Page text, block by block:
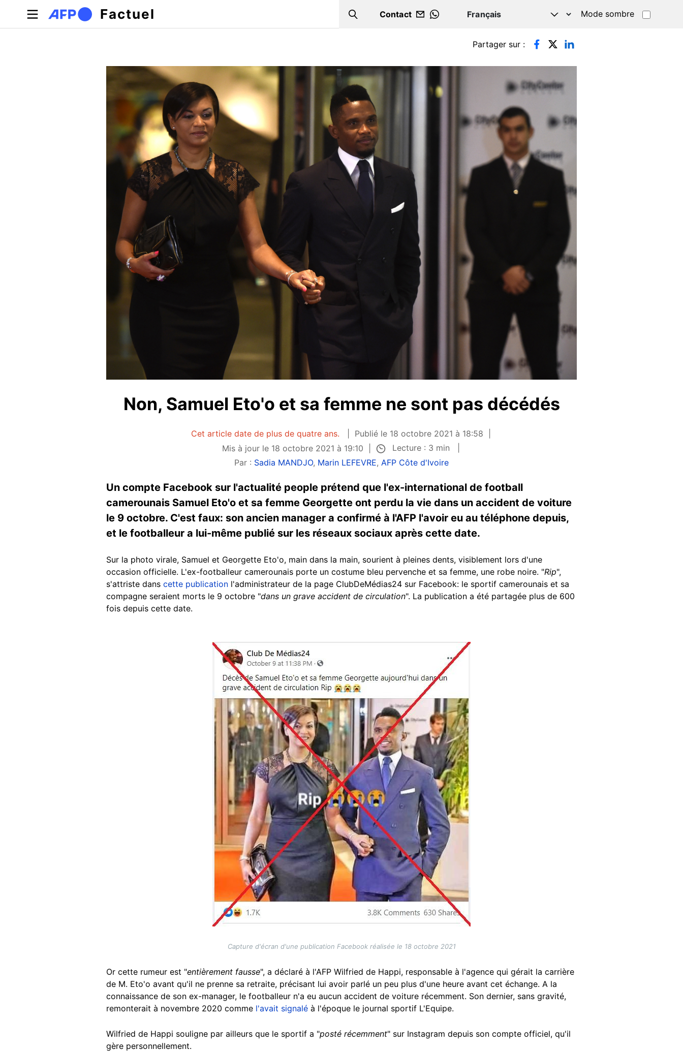
Aller au contenu principal
Factuel Search
Contact
WHATSAPP
Mode sombre
Onglets principaux Partager sur :
Non, Samuel Eto'o et sa femme ne sont pas décédés
Cet article date de plus de quatre ans.
Publié le 18 octobre 2021 à 18:58
Mis à jour le 18 octobre 2021 à 19:10
Lecture : 3 min
Par : Sadia MANDJO, Marin LEFEVRE, AFP Côte d'Ivoire
Un compte Facebook sur l'actualité people prétend que l'ex-international de football
camerounais Samuel Eto'o et sa femme Georgette ont perdu la vie dans un accident de voiture
le 9 octobre. C'est faux: son ancien manager a confirmé à l'AFP l'avoir eu au téléphone depuis,
et le footballeur a lui-même publié sur les réseaux sociaux après cette date.
Sur la photo virale, Samuel et Georgette Eto'o, main dans la main, sourient à pleines dents, visiblement lors d'une
occasion officielle. L'ex-footballeur camerounais porte un costume bleu pervenche et sa femme, une robe noire. "Rip",
s'attriste dans cette publication l'administrateur de la page ClubDeMédias24 sur Facebook: le sportif camerounais et sa
compagne seraient morts le 9 octobre "dans un grave accident de circulation". La publication a été partagée plus de 600
fois depuis cette date.
Capture d'écran d'une publication Facebook réalisée le 18 octobre 2021
Or cette rumeur est "entièrement fausse", a déclaré à l'AFP Wilfried de Happi, responsable à l'agence qui gérait la carrière
de M. Eto'o avant qu'il ne prenne sa retraite, précisant lui avoir parlé un peu plus d'une heure avant cet échange. A la
connaissance de son ex-manager, le footballeur n'a eu aucun accident de voiture récemment. Son dernier, sans gravité,
remonterait à novembre 2020 comme l'avait signalé à l'époque le journal sportif L'Equipe.
Wilfried de Happi souligne par ailleurs que le sportif a "posté récemment" sur Instagram depuis son compte officiel, qu'il
gère personnellement.